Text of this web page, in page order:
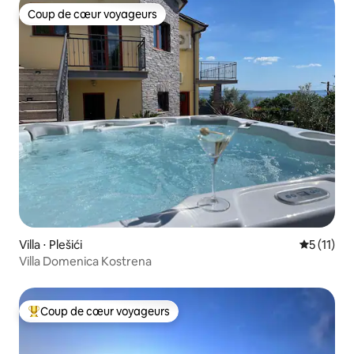
Coup de cœur voyageurs
Coup de cœur voyageurs
Villa ⋅ Plešići
5 (11)
Villa Domenica Kostrena
Coups de cœur voyageurs les plus appréciés
Coup de cœur voyageurs